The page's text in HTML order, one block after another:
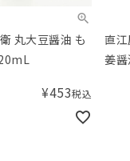
丸大豆醤油 も
¥453税込
直
姜